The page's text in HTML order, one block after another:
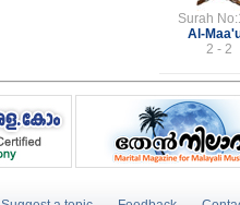
Surah
Al-
2 - 2